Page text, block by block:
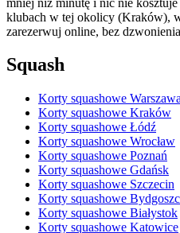
klubach w tej okolicy (Kraków),
zarezerwuj online, bez
Squash
Korty squashowe Warszawa
Korty squashowe Kraków
Korty squashowe Łódź
Korty squashowe Wrocław
Korty squashowe Poznań
Korty squashowe Gdańsk
Korty squashowe Szczecin
Korty squashowe
Korty squashowe Białystok
Korty squashowe Katowice